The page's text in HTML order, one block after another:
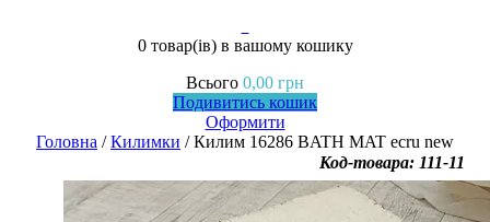
0 товар(ів)в вашому кошику
Всього 0,00 грн
Подивитись кошик
Оформити
Головна /Килимки / Килим 16286 BATH MAT ecru new
Код-товара: 111-11